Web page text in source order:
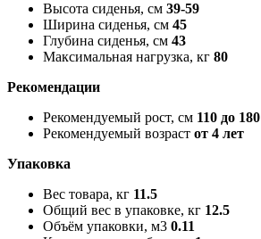
Высота сиденья, см 39-59
Ширина сиденья, см 45
Глубина сиденья, см 43
Максимальная нагрузка, кг 80
Рекомендации
Рекомендуемый рост, см 110 до 180
Рекомендуемый возраст от 4 лет
Упаковка
Вес товара, кг 11.5
Общий вес в упаковке, кг 12.5
Объём упаковки, м3 0.11